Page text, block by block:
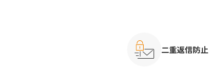
二重返信防止